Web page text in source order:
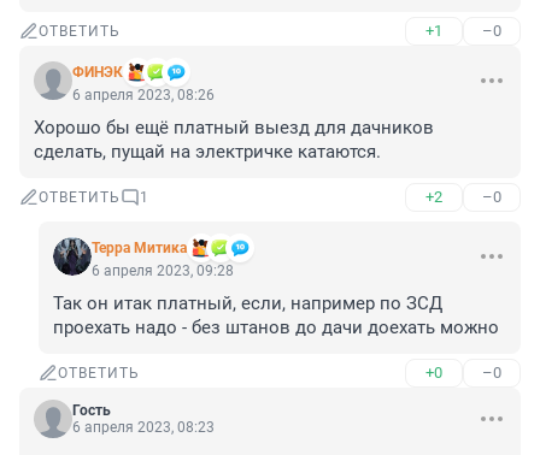
ОТВЕТИТЬ +1 –0
ФИНЭК
6 апреля 2023, 08:26
Хорошо бы ещё платный выезд для дачников
сделать, пущай на электричке катаются.
ОТВЕТИТЬ 1 +2 –0
Терра Митика
6 апреля 2023, 09:28
Так он итак платный, если, например по ЗСД
проехать надо - без штанов до дачи доехать можно
ОТВЕТИТЬ +0 –0
Гость
6 апреля 2023, 08:23